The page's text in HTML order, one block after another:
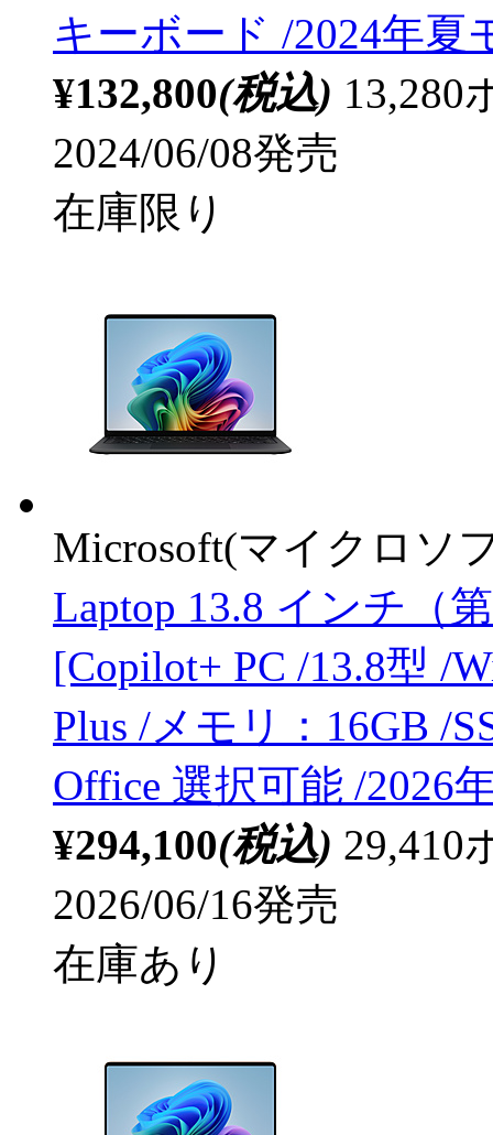
キーボード /2024年夏
¥132,800(税込) 13,280
2024/06/08発売
在庫限り
Microsoft(マイクロソ
Laptop 13.8 インチ（
[Copilot+ PC /13.8型 /
Plus /メモリ：16GB /
Office 選択可能 /2026
¥294,100(税込) 29,410
2026/06/16発売
在庫あり